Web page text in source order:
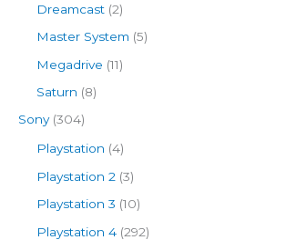
Dreamcast (2)
Master System (5)
Megadrive (11)
Saturn (8)
Sony(304)
Playstation (4)
Playstation 2 (3)
Playstation 3 (10)
Playstation 4 (292)